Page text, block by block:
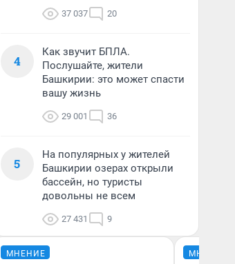
37 037 20
4
Как звучит БПЛА.
Послушайте, жители
Башкирии: это может спасти
вашу жизнь
29 001 36
5
На популярных у жителей
Башкирии озерах открыли
бассейн, но туристы
довольны не всем
27 431 9
МНЕНИЕ МНЕНИЕ